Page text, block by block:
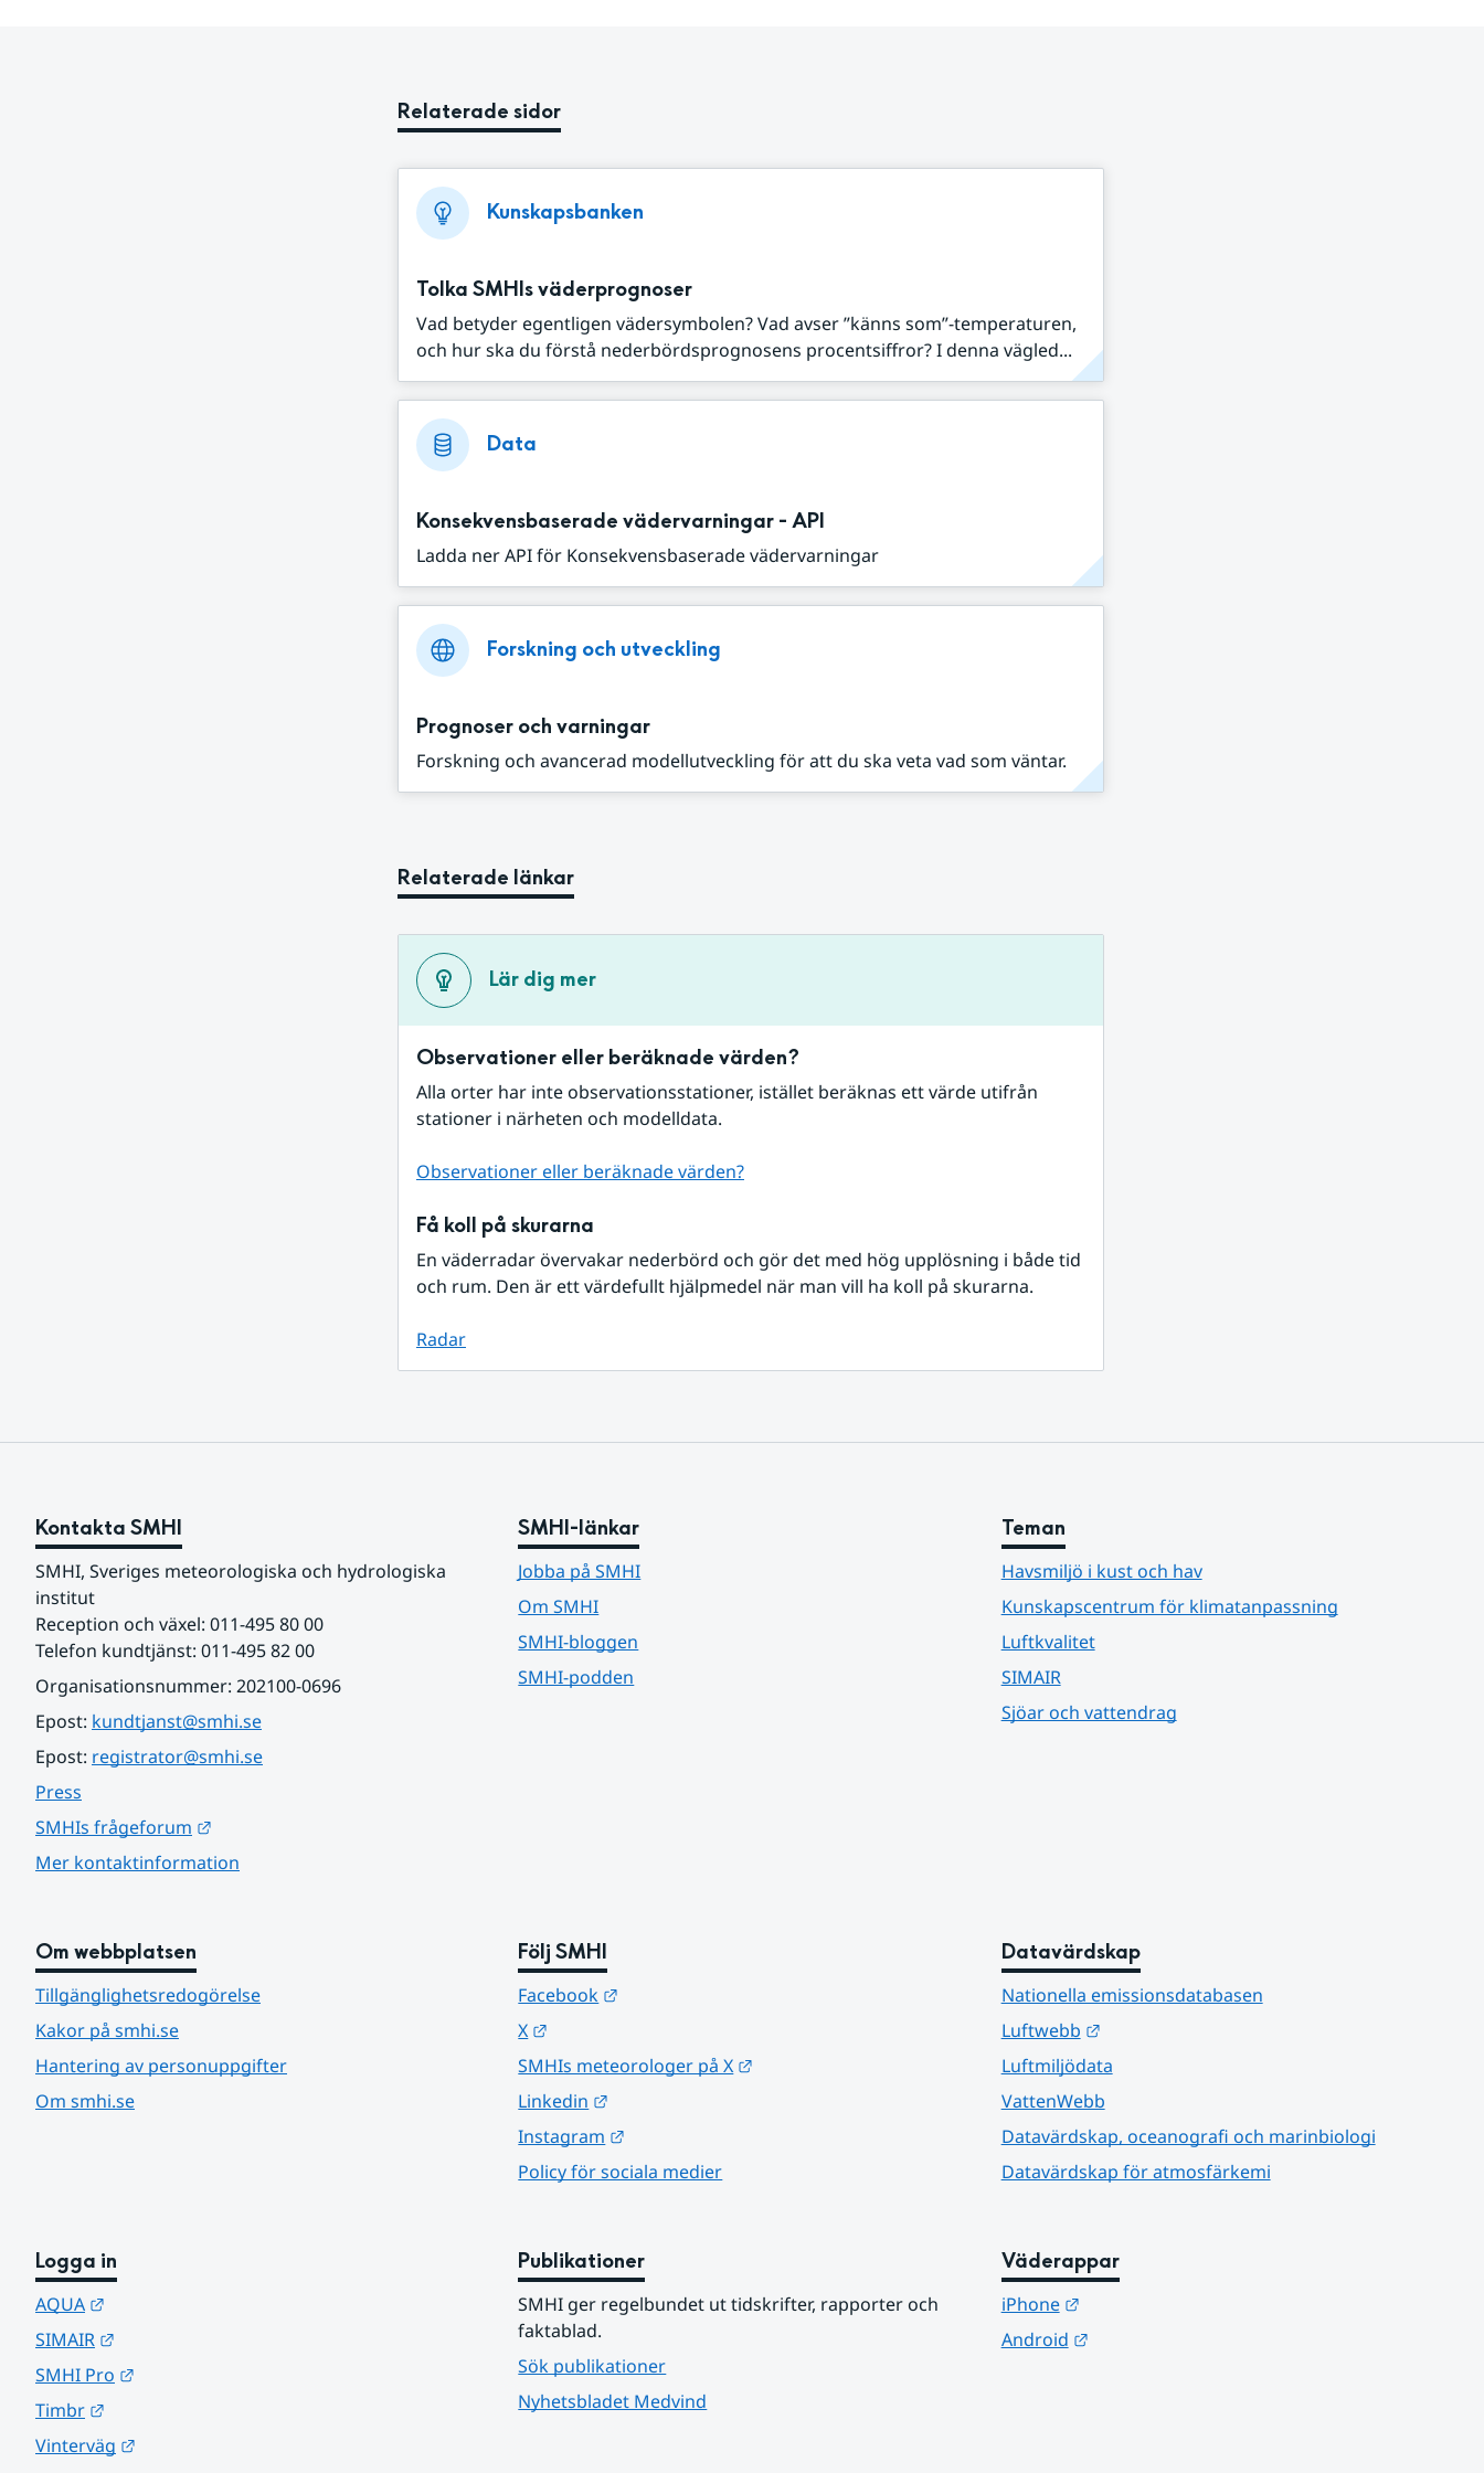
Relaterade sidor
Kunskapsbanken
Tolka SMHIs väderprognoser
Vad betyder egentligen vädersymbolen? Vad avser ”känns som”-temperaturen,
och hur ska du förstå nederbördsprognosens procentsiffror? I denna vägled...
Data
Konsekvensbaserade vädervarningar - API
Ladda ner API för Konsekvensbaserade vädervarningar
Forskning och utveckling
Prognoser och varningar
Forskning och avancerad modellutveckling för att du ska veta vad som väntar.
Relaterade länkar
Lär dig mer
Observationer eller beräknade värden?
Alla orter har inte observationsstationer, istället beräknas ett värde utifrån
stationer i närheten och modelldata.
Observationer eller beräknade värden?
Få koll på skurarna
En väderradar övervakar nederbörd och gör det med hög upplösning i både tid
och rum. Den är ett värdefullt hjälpmedel när man vill ha koll på skurarna.
Radar
Kontakta SMHI
SMHI, Sveriges meteorologiska och hydrologiska
institut
Reception och växel: 011-495 80 00
Telefon kundtjänst: 011-495 82 00
Organisationsnummer: 202100-0696
Epost: kundtjanst@smhi.se
Epost: registrator@smhi.se
Press
SMHIs frågeforum
Mer kontaktinformation
SMHI-länkar
Jobba på SMHI
Om SMHI
SMHI-bloggen
SMHI-podden
Teman
Havsmiljö i kust och hav
Kunskapscentrum för klimatanpassning
Luftkvalitet
SIMAIR
Sjöar och vattendrag
Om webbplatsen
Tillgänglighetsredogörelse
Kakor på smhi.se
Hantering av personuppgifter
Om smhi.se
Följ SMHI
Facebook
X
SMHIs meteorologer på X
Linkedin
Instagram
Policy för sociala medier
Datavärdskap
Nationella emissionsdatabasen
Luftwebb
Länk till annan webbplats.
Luftmiljödata
VattenWebb
Datavärdskap, oceanografi och marinbiologi
Datavärdskap för atmosfärkemi
Logga in
AQUA
SIMAIR
SMHI Pro
Timbr
Vinterväg
Publikationer
SMHI ger regelbundet ut tidskrifter, rapporter och
faktablad.
Sök publikationer
Nyhetsbladet Medvind
Väderappar
iPhone
Länk till annan webbplats.
Android
Länk till annan webbplats.